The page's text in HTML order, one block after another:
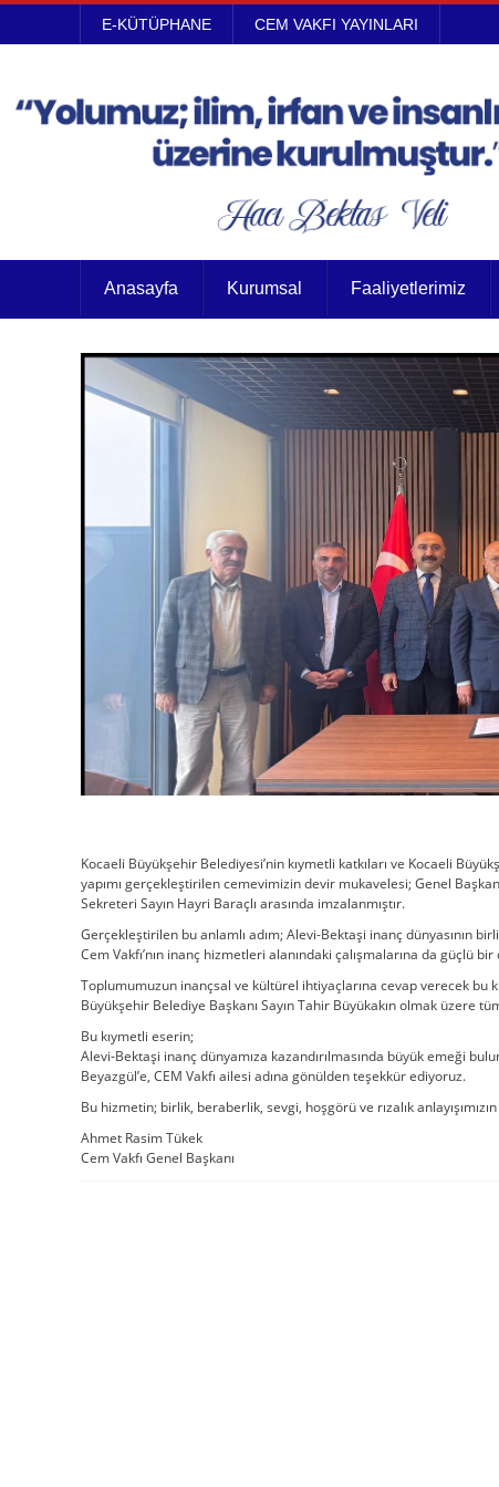
E-KÜTÜPHANE CEM VAKFI YAYINLARI
Anasayfa Kurumsal Faaliyetlerimiz
Kocaeli Büyükşehir Belediyesi’nin kıymetli katkıları ve Kocaeli
yapımı gerçekleştirilen cemevimizin devir mukavelesi; Genel
Sekreteri Sayın Hayri Baraçlı arasında imzalanmıştır.
Gerçekleştirilen bu anlamlı adım; Alevi-Bektaşi inanç dünyasının
Cem Vakfı’nın inanç hizmetleri alanındaki çalışmalarına da güçlü
Toplumumuzun inançsal ve kültürel ihtiyaçlarına cevap verecek bu
Büyükşehir Belediye Başkanı Sayın Tahir Büyükakın olmak üzere
Bu kıymetli eserin;
Alevi-Bektaşi inanç dünyamıza kazandırılmasında büyük emeği
Beyazgül’e, CEM Vakfı ailesi adına gönülden teşekkür ediyoruz.
Bu hizmetin; birlik, beraberlik, sevgi, hoşgörü ve rızalık
Ahmet Rasim Tükek
Cem Vakfı Genel Başkanı